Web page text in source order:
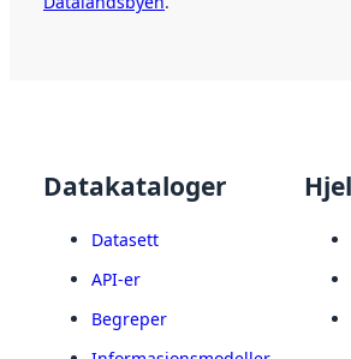
Datakataloger
Datasett
API-er
Begreper